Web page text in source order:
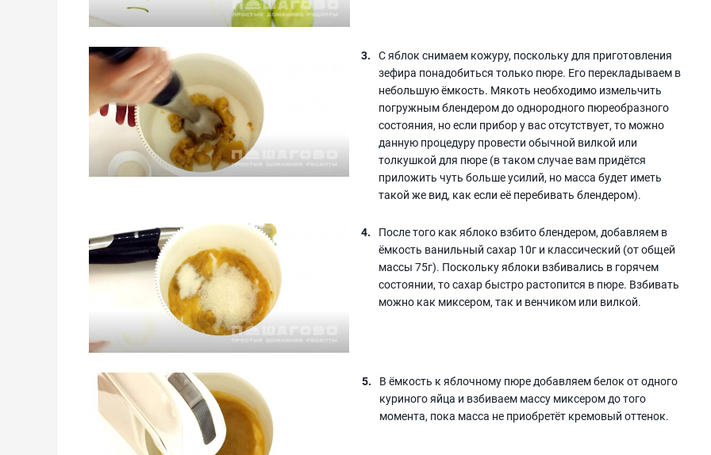
С яблок снимаем кожуру, поскольку для приготовления
зефира понадобиться только пюре. Его перекладываем в
небольшую ёмкость. Мякоть необходимо измельчить
погружным блендером до однородного пюреобразного
состояния, но если прибор у вас отсутствует, то можно
данную процедуру провести обычной вилкой или
толкушкой для пюре (в таком случае вам придётся
приложить чуть больше усилий, но масса будет иметь
такой же вид, как если её перебивать блендером).
После того как яблоко взбито блендером, добавляем в
ёмкость ванильный сахар 10г и классический (от общей
массы 75г). Поскольку яблоки взбивались в горячем
состоянии, то сахар быстро растопится в пюре. Взбивать
можно как миксером, так и венчиком или вилкой.
В ёмкость к яблочному пюре добавляем белок от одного
куриного яйца и взбиваем массу миксером до того
момента, пока масса не приобретёт кремовый оттенок.